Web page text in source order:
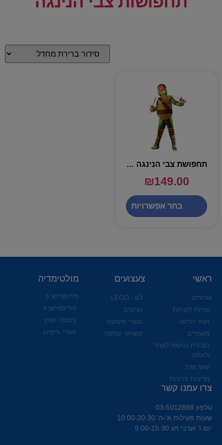
תחפושת צבי הנינגה מודפס לילדים – שושי זוהר
₪149.00
בחר אפשרויות
ראשי
אודותינו
שירות לקוחות
תנאי רכישה
מאמרים
הצהרת נגישות לאתר
ולעסק
שושי זוהר
מדיניות פרטיות
צעצועים
לגו - LEGO
מותגים
מוצרי תינוקות
משחקי קופסה
מולטימדיה
פלייסטיישן 5
פלייסטיישן 4
נינטנדו סוויץ
מוצרי גיימינג
צרו עמנו קשר
טלפון 03-5012898
שעות פעילות א’-ה’ 10:00-20:30
יום ו' וערבי חג 9:00-15:30